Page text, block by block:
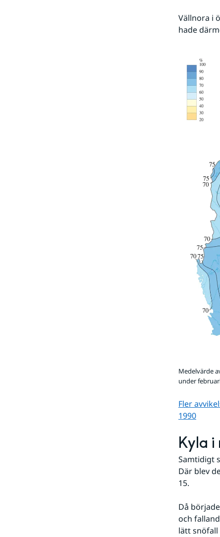
Vällnora i
hade
Medelvärde
under
Fler
1990
Kyla i
Samtidigt
Där blev
15.
Då
och
lätt snöfall